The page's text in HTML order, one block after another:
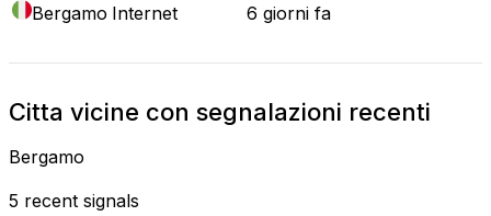
Bergamo Internet 6 giorni fa
Citta vicine con segnalazioni recenti
Bergamo
5 recent signals